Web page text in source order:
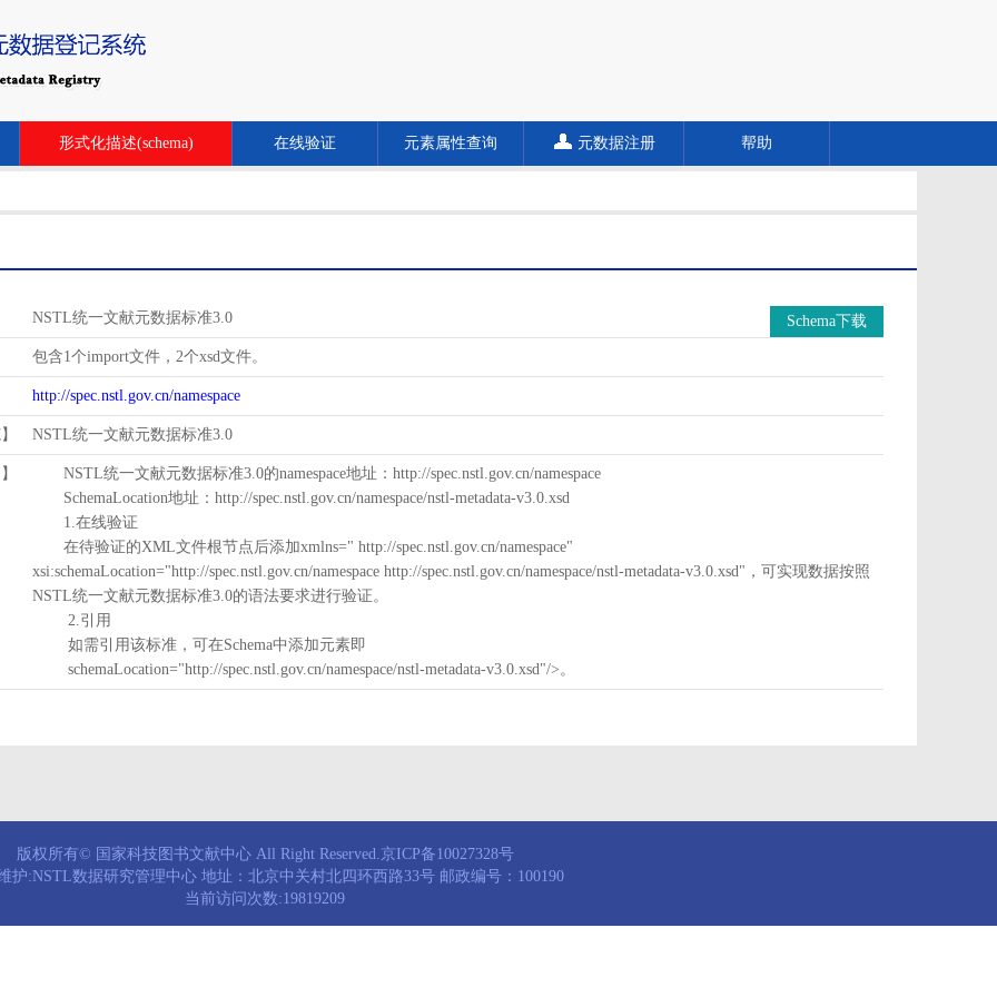
形式化描述(schema) 在线验证 元素属性查询 元数据注册 帮助
NSTL统一文献元数据标准3.0 Schema下载
包含1个import文件，2个xsd文件。
http://spec.nstl.gov.cn/namespace
NSTL统一文献元数据标准3.0
NSTL统一文献元数据标准3.0的namespace地址：http://spec.nstl.gov.cn/namespace
SchemaLocation地址：http://spec.nstl.gov.cn/namespace/nstl-metadata-v3.0.xsd
1.在线验证
在待验证的XML文件根节点后添加xmlns=" http://spec.nstl.gov.cn/namespace"
xsi:schemaLocation="http://spec.nstl.gov.cn/namespace http://spec.nstl.gov.cn/namespace/nstl-metadata-v3.0.xsd"，可实现数据按照
NSTL统一文献元数据标准3.0的语法要求进行验证。
2.引用
如需引用该标准，可在Schema中添加元素即
schemaLocation="http://spec.nstl.gov.cn/namespace/nstl-metadata-v3.0.xsd"/>。
版权所有© 国家科技图书文献中心 All Right Reserved.京ICP备10027328号
护:NSTL数据研究管理中心 地址：北京中关村北四环西路33号 邮政编号：100190
当前访问次数:19819209